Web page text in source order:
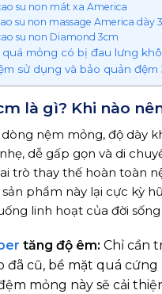
su non mát xa America
su non massage America dày
su non Diamond 3cm
quá mỏng có bị đau lưng
sử dụng và bảo quản đệm
là gì? Khi nào
nệm mỏng, độ dày
dễ gấp gọn và di
trò thay thế hoàn toàn
sản phẩm này lại cực kỳ
linh hoạt của đời sống
tăng độ êm: Chỉ cần
đã cũ, bề mặt quá
mỏng này sẽ cải